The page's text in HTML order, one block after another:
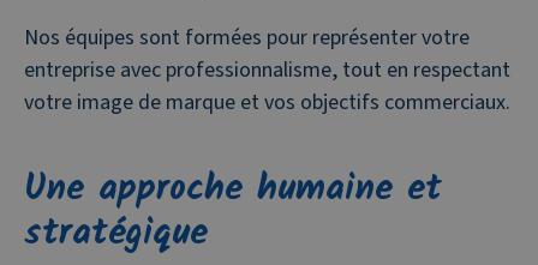
Nos équipes sont formées pour représenter votre
entreprise avec professionnalisme, tout en respectant
votre image de marque et vos objectifs commerciaux.
Une approche humaine et
stratégique